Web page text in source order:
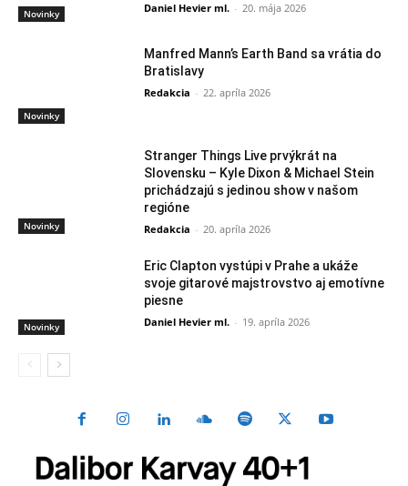
Novinky Daniel Hevier ml. - 20. mája 2026
Novinky
Manfred Mann’s Earth Band sa vrátia do
Bratislavy
Redakcia - 22. apríla 2026
Novinky
Stranger Things Live prvýkrát na
Slovensku – Kyle Dixon & Michael Stein
prichádzajú s jedinou show v našom
regióne
Redakcia - 20. apríla 2026
Novinky
Eric Clapton vystúpi v Prahe a ukáže
svoje gitarové majstrovstvo aj emotívne
piesne
Daniel Hevier ml. - 19. apríla 2026